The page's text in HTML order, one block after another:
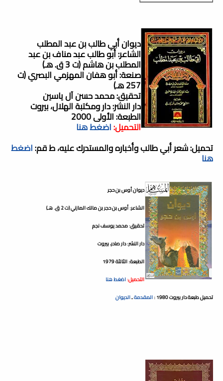
ديوان أبي طالب بن عبد المطلب
الشاعر: أبو طالب عبد مناف بن عبد
المطلب بن هاشم (ت 3 ق. هـ)
صنعة: أبو هفان المهزمي البصري (ت
257 هـ)
تحقيق: محمد حسن آل ياسين
دار النشر: دار ومكتبة الهلال، بيروت
الطبعة: الأولى 2000
التحميل:اضغط هنا
تحميل: شعر أبي طالب وأخباره والمستدرك عليه، ط قم:اضغط
هنا
ديوان أوس بن حجر
الشاعر: أوس بن حجر بن مالك المازني (ت 2 ق. هـ)
تحقيق: محمد يوسف نجم
دار النشر: دار صادر، بيروت
الطبعة: الثالثة 1979
التحميل:اضغط هنا
تحميل طبعة دار بيروت 1980 :
المقدمةـالديوان